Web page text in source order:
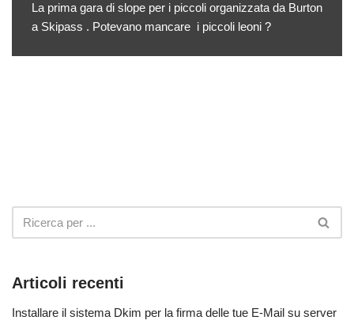
La prima gara di slope per i piccoli organizzata da Burton
a Skipass . Potevano mancare i piccoli leoni ?
Articoli recenti
Installare il sistema Dkim per la firma delle tue E-Mail su server